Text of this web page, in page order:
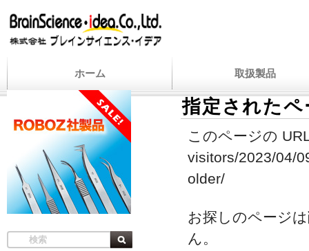
ホーム 取扱製品
指定された
このページの
visitors/2023/04/
older/
お探しのページ
ん。